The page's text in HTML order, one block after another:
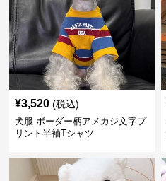
¥3,520 (税込)
犬服 ボーダー柄アメカジ文字プ
リント半袖Tシャツ